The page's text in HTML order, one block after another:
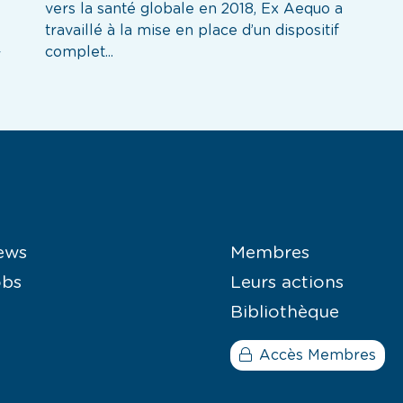
vers la santé globale en 2018, Ex Aequo a
travaillé à la mise en place d’un dispositif
complet...
Membres
Leurs actions
Bibliothèque
Accès Membres